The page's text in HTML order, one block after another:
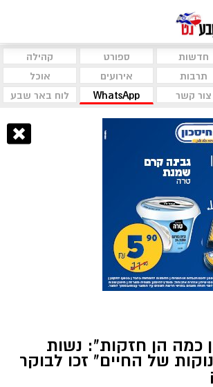
חדשות ספורט
קהילה
תרבות אירועים
אוכל
צור קשר WhatsApp לוח באר שבע
כמה הן חזקות": נשות
של החיים" זכו לבוקר